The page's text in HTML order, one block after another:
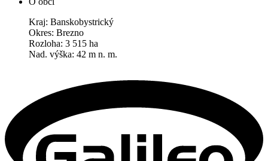
Kraj: Banskobystrický
Okres: Brezno
Rozloha: 3 515 ha
Nad. výška: 42 m n. m.